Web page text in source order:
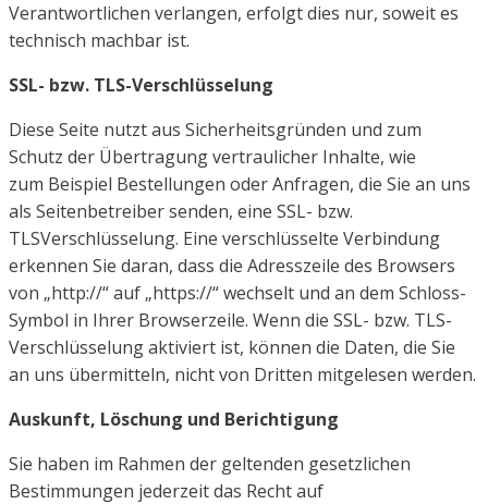
Verantwortlichen verlangen, erfolgt dies nur, soweit es
technisch machbar ist.
SSL- bzw. TLS-Verschlüsselung
Diese Seite nutzt aus Sicherheitsgründen und zum
Schutz der Übertragung vertraulicher Inhalte, wie
zum Beispiel Bestellungen oder Anfragen, die Sie an uns
als Seitenbetreiber senden, eine SSL- bzw.
TLSVerschlüsselung. Eine verschlüsselte Verbindung
erkennen Sie daran, dass die Adresszeile des Browsers
von „http://“ auf „https://“ wechselt und an dem Schloss-
Symbol in Ihrer Browserzeile. Wenn die SSL- bzw. TLS-
Verschlüsselung aktiviert ist, können die Daten, die Sie
an uns übermitteln, nichtvon Dritten mitgelesen werden.
Auskunft, Löschung und Berichtigung
Sie haben im Rahmen der geltenden gesetzlichen
Bestimmungen jederzeit das Recht auf